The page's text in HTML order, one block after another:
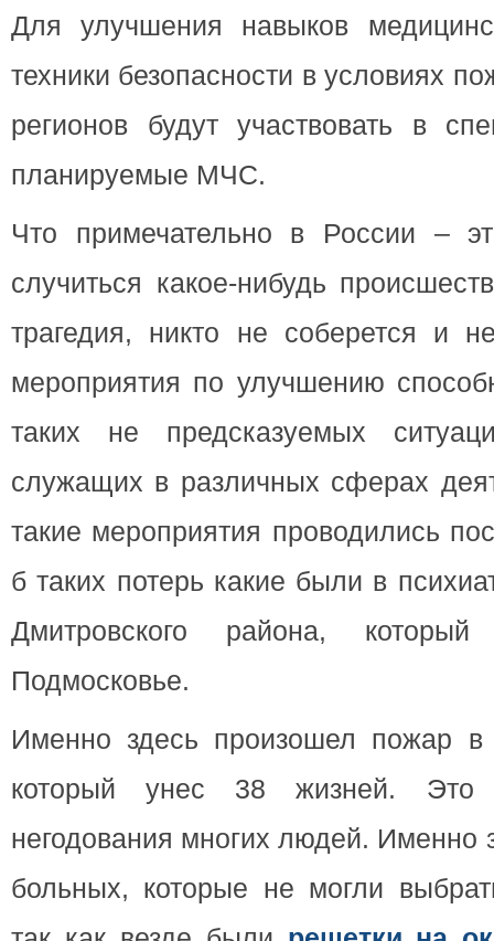
Для улучшения навыков
техники безопасности в условиях
регионов будут участвовать в
планируемые МЧС.
Что примечательно в России –
случиться какое-нибудь
трагедия, никто не соберется и
мероприятия по улучшению
таких не предсказуемых
служащих в различных сферах
такие мероприятия проводились
б таких потерь какие были в
Дмитровского района,
Подмосковье.
Именно здесь произошел пожар в
который унес 38 жизней. Это
негодования многих людей. Именно
больных, которые не могли